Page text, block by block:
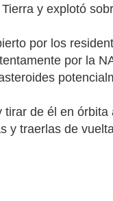
y explotó
por los
por la
de él en
y traerlas de